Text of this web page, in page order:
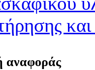
αναφοράς